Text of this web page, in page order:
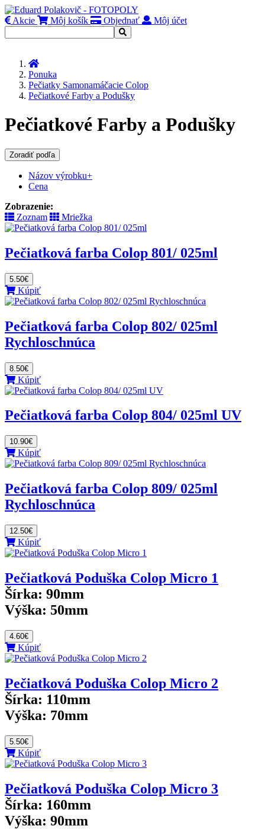
Akcie Môj košík Objednať Môj účet
Úvod
Ponuka
Pečiatky Samonamáčacie Colop
Pečiatkové Farby a Podušky
Pečiatkové Farby a Podušky
Zoradiť podľa
Názov výrobku+
Cena
Zobrazenie:
Zoznam
Mriežka
Pečiatková farba Colop 801/ 025ml
5.50€
Kúpiť
Pečiatková farba Colop 802/ 025ml
Rychloschnúca
8.50€
Kúpiť
Pečiatková farba Colop 804/ 025ml UV
10.90€
Kúpiť
Pečiatková farba Colop 809/ 025ml
Rychloschnúca
12.50€
Kúpiť
Pečiatková Poduška Colop Micro 1
Šírka: 90mm
Výška: 50mm
4.60€
Kúpiť
Pečiatková Poduška Colop Micro 2
Šírka: 110mm
Výška: 70mm
5.50€
Kúpiť
Pečiatková Poduška Colop Micro 3
Šírka: 160mm
Výška: 90mm